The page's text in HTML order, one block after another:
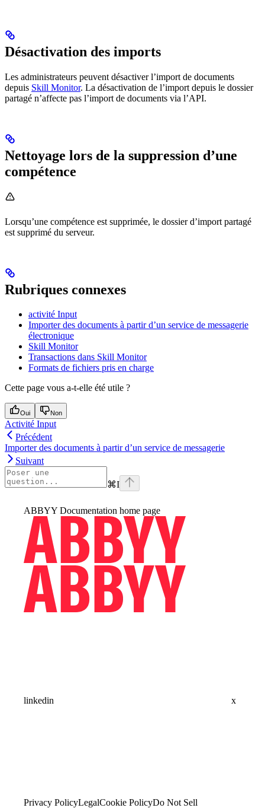
Désactivation des imports
Les administrateurs peuvent désactiver l’import de documents
depuis Skill Monitor. La désactivation de l’import depuis le dossier
partagé n’affecte pas l’import de documents via l’API.
Nettoyage lors de la suppression d’une
compétence
Lorsqu’une compétence est supprimée, le dossier d’import partagé
est supprimé du serveur.
Rubriques connexes
activité Input
Importer des documents à partir d’un service de messagerie
électronique
Skill Monitor
Transactions dans Skill Monitor
Formats de fichiers pris en charge
Cette page vous a-t-elle été utile ?
Oui Non
Activité Input
Précédent
Importer des documents à partir d’un service de messagerie
Suivant
⌘I
ABBYY Documentation home page
linkedin x
Privacy PolicyLegalCookie PolicyDo Not Sell